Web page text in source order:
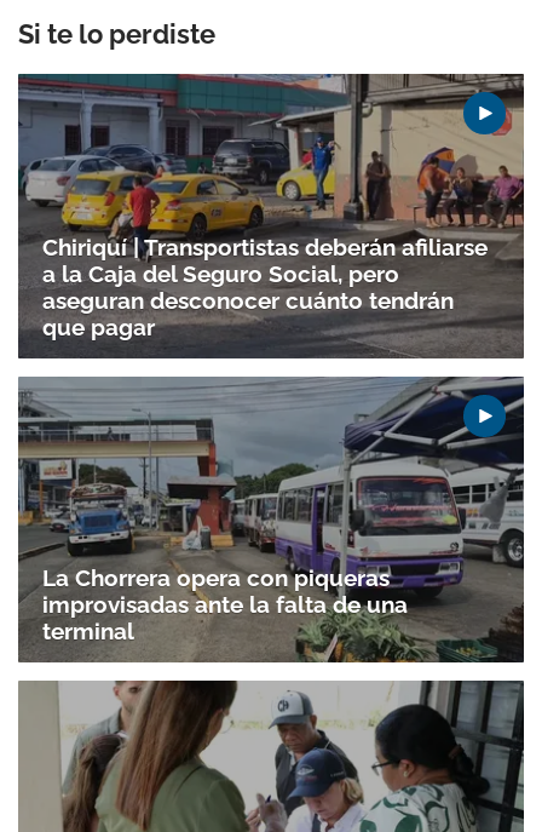
Si te lo perdiste
Chiriquí | Transportistas deberán afiliarse
a la Caja del Seguro Social, pero
aseguran desconocer cuánto tendrán
que pagar
La Chorrera opera con piqueras
improvisadas ante la falta de una
terminal